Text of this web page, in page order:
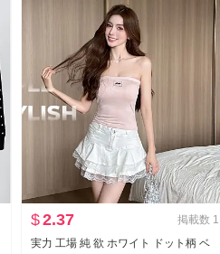
$2.37 掲載数 1
実力 工場 純 欲 ホワイト ドット柄 ベ